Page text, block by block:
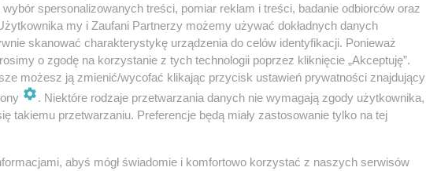
insulinoodpornością i astmą oskrzelową? [Porada eksperta]
[Porada eksperta]
spersonalizowanych treści, pomiar reklam i treści, badanie odbiorców oraz
my i Zaufani Partnerzy możemy używać dokładnych danych
skanować charakterystykę urządzenia do celów identyfikacji. Ponieważ
o zgodę na korzystanie z tych technologii poprzez kliknięcie „Akceptuję”.
możesz ją zmienić/wycofać klikając przycisk ustawień prywatności znajdujący
. Niektóre rodzaje przetwarzania danych nie wymagają zgody użytkownika,
takiemu przetwarzaniu. Preferencje będą miały zastosowanie tylko na tej
abyś mógł świadomie i komfortowo korzystać z naszych serwisów